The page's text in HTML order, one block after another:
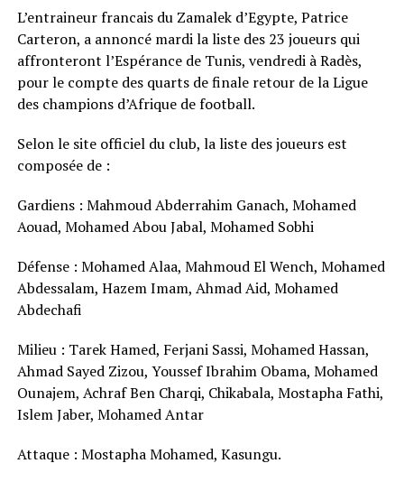
L’entraineur francais du Zamalek d’Egypte, Patrice
Carteron, a annoncé mardi la liste des 23 joueurs qui
affronteront l’Espérance de Tunis, vendredi à Radès,
pour le compte des quarts de finale retour de la Ligue
des champions d’Afrique de football.
Selon le site officiel du club, la liste des joueurs est
composée de :
Gardiens : Mahmoud Abderrahim Ganach, Mohamed
Aouad, Mohamed Abou Jabal, Mohamed Sobhi
Défense : Mohamed Alaa, Mahmoud El Wench, Mohamed
Abdessalam, Hazem Imam, Ahmad Aid, Mohamed
Abdechafi
Milieu : Tarek Hamed, Ferjani Sassi, Mohamed Hassan,
Ahmad Sayed Zizou, Youssef Ibrahim Obama, Mohamed
Ounajem, Achraf Ben Charqi, Chikabala, Mostapha Fathi,
Islem Jaber, Mohamed Antar
Attaque : Mostapha Mohamed, Kasungu.